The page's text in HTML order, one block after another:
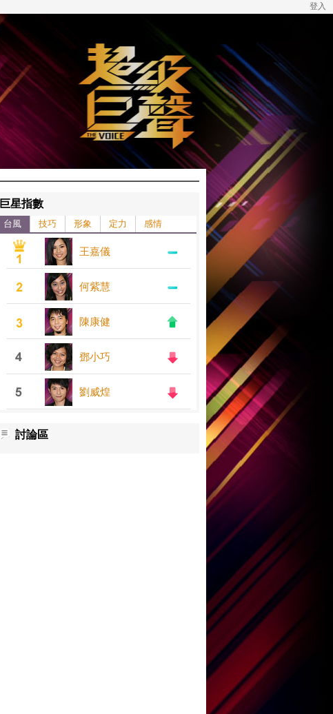
登入
巨星指數
台風 技巧 形象 定力 感情
王嘉儀
何紫慧
陳康健
鄧小巧
劉威煌
討論區